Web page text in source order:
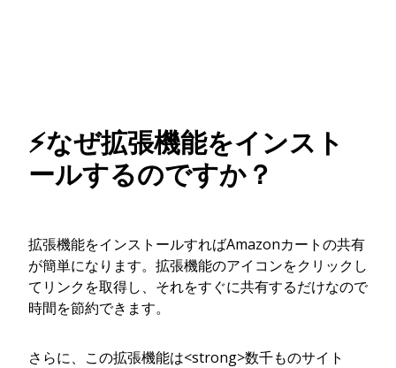
⚡なぜ拡張機能をインスト
ールするのですか？
拡張機能をインストールすればAmazonカートの共有
が簡単になります。拡張機能のアイコンをクリックし
てリンクを取得し、それをすぐに共有するだけなので
時間を節約できます。
さらに、この拡張機能は<strong>数千ものサイト